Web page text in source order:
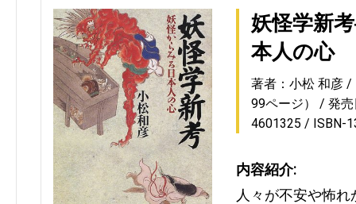
妖怪学新
本人の心
著者：小松 和彦
99ページ）
発
4601325
ISBN-
内容紹介:
人々が不安や怖